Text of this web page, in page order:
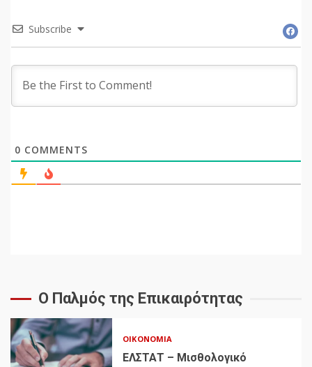
Subscribe
0 COMMENTS
Ο Παλμός της Επικαιρότητας
ΟΙΚΟΝΟΜΊΑ
ΕΛΣΤΑΤ – Μισθολογικό